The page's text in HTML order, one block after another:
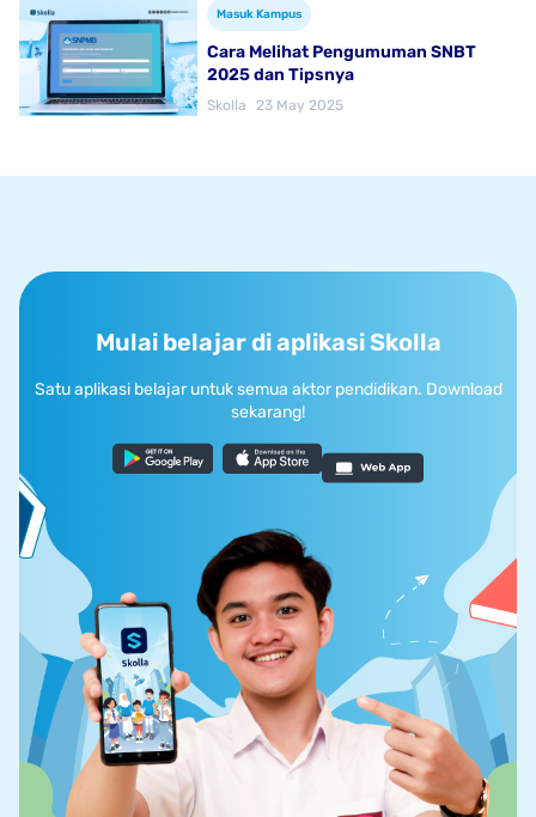
Masuk Kampus
Cara Melihat Pengumuman SNBT
2025 dan Tipsnya
Skolla 23 May 2025
Mulai belajar di aplikasi Skolla
Satu aplikasi belajar untuk semua aktor pendidikan. Download
sekarang!